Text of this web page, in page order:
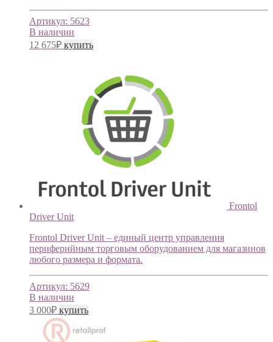
Артикул: 5623
В наличии
12 675₽ купить
Frontol
Driver Unit
Frontol Driver Unit – единый центр управления
периферийным торговым оборудованием для магазинов
любого размера и формата.
Артикул: 5629
В наличии
3 000₽ купить